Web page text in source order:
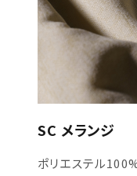
SC メランジ
ポリエステル